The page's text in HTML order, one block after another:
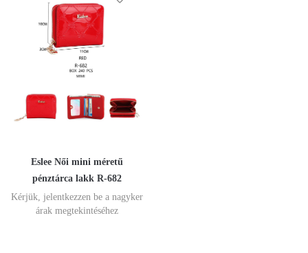
Eslee Női mini méretű
pénztárca lakk R-682
Kérjük, jelentkezzen be a nagyker
árak megtekintéséhez